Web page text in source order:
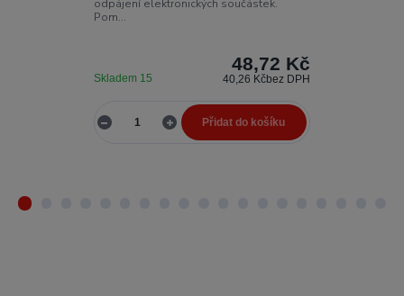
odpájení elektronických součástek.
Pom...
48,72 Kč
40,26 Kčbez DPH
Skladem 15
Přidat do košíku